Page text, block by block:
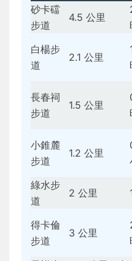
砂卡礑
步道
4.5 公里
白楊步
道
2.1 公里
長春祠
步道
1.5 公里
小錐麓
步道
1.2 公里
綠水步
道
2 公里
得卡倫
步道
3 公里